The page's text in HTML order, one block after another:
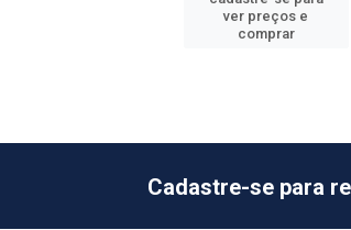
ver preços e
comprar
Cadastre-se para